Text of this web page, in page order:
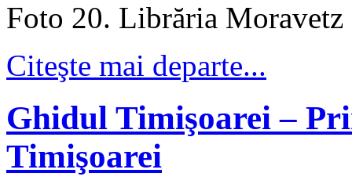
Foto 20. Librăria Moravetz
Citeşte mai departe...
Ghidul Timişoarei –
Timişoarei